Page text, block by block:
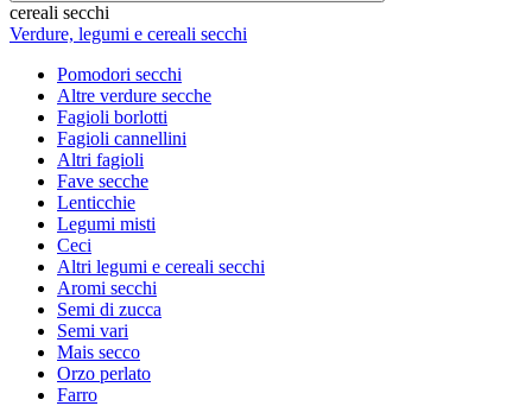
cereali secchi
Verdure, legumi e cereali secchi
Pomodori secchi
Altre verdure secche
Fagioli borlotti
Fagioli cannellini
Altri fagioli
Fave secche
Lenticchie
Legumi misti
Ceci
Altri legumi e cereali secchi
Aromi secchi
Semi di zucca
Semi vari
Mais secco
Orzo perlato
Farro